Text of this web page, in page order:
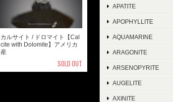
カルサイト / ドロマイト【Cal
cite with Dolomite】アメリカ
産
SOLD OUT
APATITE
APOPHYLLITE
AQUAMARINE
ARAGONITE
ARSENOPYRITE
AUGELITE
AXINITE